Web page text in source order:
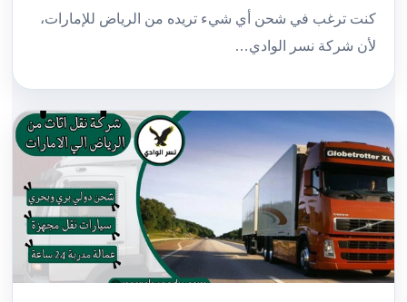
كنت ترغب في شحن أي شيء تريده من الرياض للإمارات،
لأن شركة نسر الوادي…